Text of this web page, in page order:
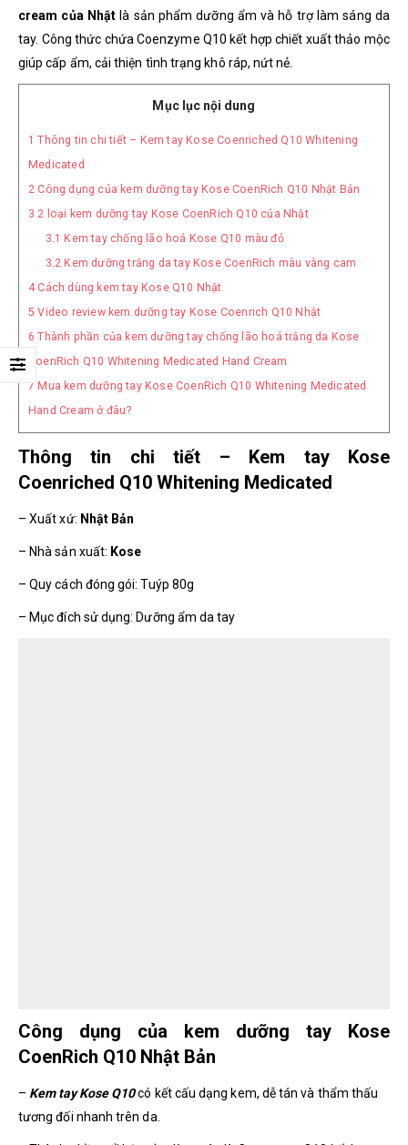
cream của Nhậtlà sản phẩm dưỡng ẩm và hỗ trợ làm sáng da
tay. Công thức chứa Coenzyme Q10 kết hợp chiết xuất thảo mộc
giúp cấp ẩm, cải thiện tình trạng khô ráp, nứt nẻ.
Mục lục nội dung
1 Thông tin chi tiết – Kem tay Kose Coenriched Q10 Whitening
Medicated
2 Công dụng của kem dưỡng tay Kose CoenRich Q10 Nhật Bản
3 2 loại kem dưỡng tay Kose CoenRich Q10 của Nhật
3.1 Kem tay chống lão hoá Kose Q10 màu đỏ
3.2 Kem dưỡng trắng da tay Kose CoenRich màu vàng cam
4Cách dùng kem tay Kose Q10 Nhật
5 Video review kem dưỡng tay Kose Coenrich Q10 Nhật
6 Thành phần của kem dưỡng tay chống lão hoá trắng da Kose
CoenRich Q10 Whitening Medicated Hand Cream
7 Mua kem dưỡng tay Kose CoenRich Q10 Whitening Medicated
Hand Cream ở đâu?
Thông tin chi tiết – Kem tay Kose
Coenriched Q10 Whitening Medicated
– Xuất xứ: Nhật Bản
– Nhà sản xuất: Kose
– Quy cách đóng gói: Tuýp 80g
– Mục đích sử dụng: Dưỡng ẩm da tay
Công dụng của kem dưỡng tay Kose
CoenRich Q10 Nhật Bản
– Kem tay Kose Q10có kết cấu dạng kem, dễ tán và thẩm thấu
tương đối nhanh trên da.